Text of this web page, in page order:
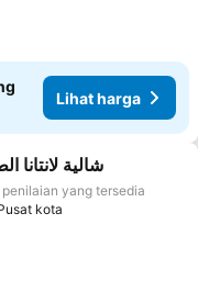
Lihat harga
ke favorit
شالية لانتانا
yang tersedia
kota